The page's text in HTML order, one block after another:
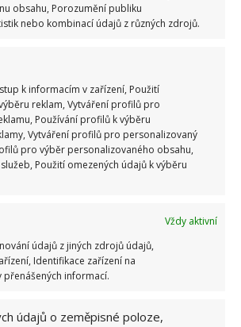
obsahu, Porozumění publiku
nebo kombinací údajů z různých zdrojů.
k informacím v zařízení, Použití
reklam, Vytváření profilů pro
Používání profilů k výběru
Vytváření profilů pro personalizovaný
pro výběr personalizovaného obsahu,
Použití omezených údajů k výběru
Vždy aktivní
údajů z jiných zdrojů údajů,
Identifikace zařízení na
přenášených informací.
údajů o zeměpisné poloze,
zahradnice vytvořila přehled
škůdců rostlin a postupy,
jich rychle zbavit